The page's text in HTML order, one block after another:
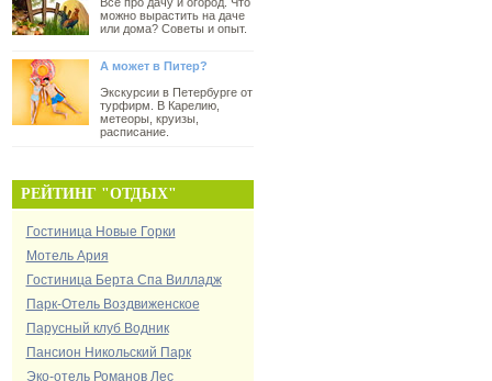
можно вырастить на даче
или дома? Советы и опыт.
А может в Питер?
Экскурсии в Петербурге от
турфирм. В Карелию,
метеоры, круизы,
расписание.
РЕЙТИНГ "ОТДЫХ"
Гостиница Новые Горки
Мотель Ария
Гостиница Берта Спа Вилладж
Парк-Отель Воздвиженское
Парусный клуб Водник
Пансион Никольский Парк
Эко-отель Романов Лес